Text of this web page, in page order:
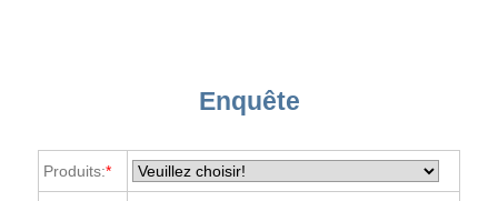
Enquête
Produits:*